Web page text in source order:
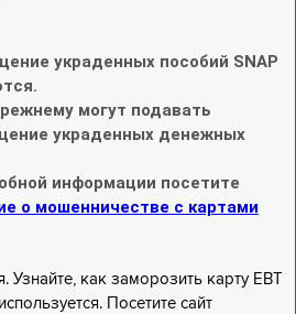
украденных пособий SNAP
могут подавать
украденных денежных
информации посетите
о мошенничестве с картами
Узнайте, как заморозить карту EBT
Посетите сайт